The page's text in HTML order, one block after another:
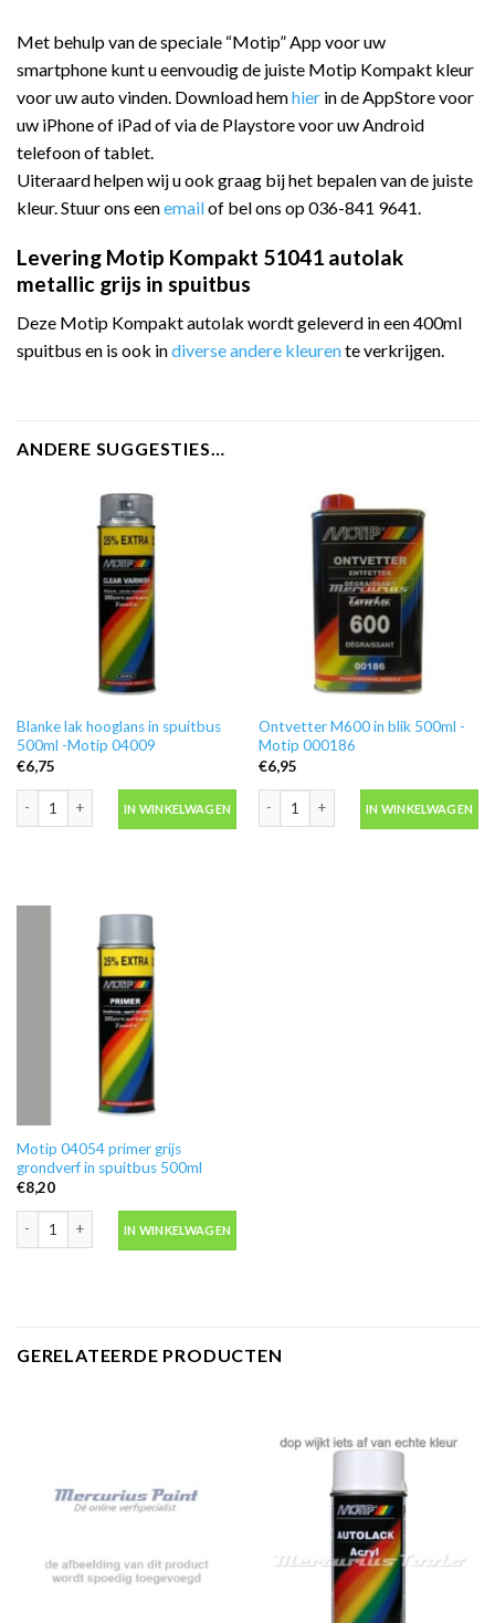
Met behulp van de speciale “Motip” App voor uw
smartphone kunt u eenvoudig de juiste Motip Kompakt kleur
voor uw auto vinden. Download hemhier in de AppStore voor
uw iPhone of iPad of via de Playstore voor uw Android
telefoon of tablet.
Uiteraard helpen wij u ook graag bij het bepalen van de juiste
kleur. Stuur ons eenemailof bel ons op 036-841 9641.
Levering Motip Kompakt 51041 autolak
metallic grijs in spuitbus
Deze Motip Kompakt autolak wordt geleverd in een 400ml
spuitbus en is ook indiverse andere kleurente verkrijgen.
ANDERE SUGGESTIES…
Blanke lak hooglans in spuitbus
500ml -Motip 04009
€6,75
IN WINKELWAGEN
Ontvetter M600 in blik 500ml -
Motip 000186
€6,95
IN WINKELWAGEN
Motip 04054 primer grijs
grondverf in spuitbus 500ml
€8,20
IN WINKELWAGEN
GERELATEERDE PRODUCTEN